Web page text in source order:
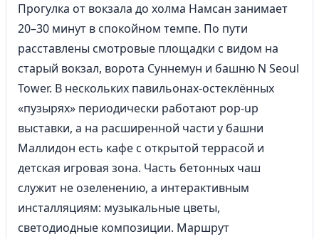
Прогулка от вокзала до холма Намсан занимает
20–30 минут в спокойном темпе. По пути
расставлены смотровые площадки с видом на
старый вокзал, ворота Суннемун и башню N Seoul
Tower. В нескольких павильонах-остеклённых
«пузырях» периодически работают pop-up
выставки, а на расширенной части у башни
Маллидон есть кафе с открытой террасой и
детская игровая зона. Часть бетонных чаш
служит не озеленению, а интерактивным
инсталляциям: музыкальные цветы,
светодиодные композиции. Маршрут